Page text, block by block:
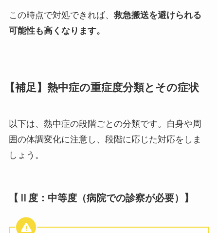
この時点で対処できれば、救急搬送を避けられる
可能性も高くなります。
【補足】熱中症の重症度分類とその症状
以下は、熱中症の段階ごとの分類です。自身や周
囲の体調変化に注意し、段階に応じた対応をしま
しょう。
【Ⅱ度：中等度（病院での診察が必要）】